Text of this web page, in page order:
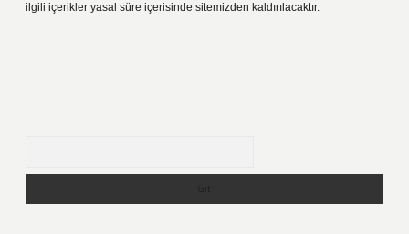
ilgili içerikler yasal süre içerisinde sitemizden kaldırılacaktır.